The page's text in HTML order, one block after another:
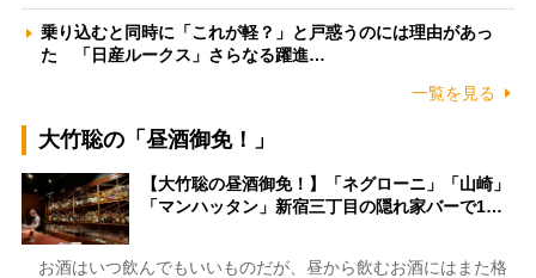
乗り込むと同時に「これが軽？」と戸惑うのには理由があっ
た 「日産ルークス」さらなる躍進…
一覧を見る
大竹聡の「昼酒御免！」
【大竹聡の昼酒御免！】「ネグローニ」「山崎」
「マンハッタン」新宿三丁目の隠れ家バーで1…
お酒はいつ飲んでもいいものだが、昼から飲むお酒にはまた格